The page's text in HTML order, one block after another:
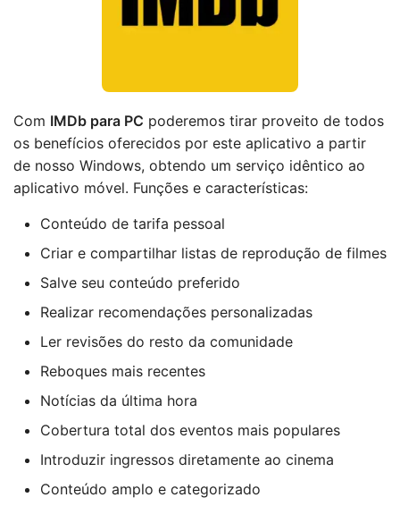
Com IMDb para PC poderemos tirar proveito de todos
os benefícios oferecidos por este aplicativo a partir
de nosso Windows, obtendo um serviço idêntico ao
aplicativo móvel. Funções e características:
Conteúdo de tarifa pessoal
Criar e compartilhar listas de reprodução de filmes
Salve seu conteúdo preferido
Realizar recomendações personalizadas
Ler revisões do resto da comunidade
Reboques mais recentes
Notícias da última hora
Cobertura total dos eventos mais populares
Introduzir ingressos diretamente ao cinema
Conteúdo amplo e categorizado